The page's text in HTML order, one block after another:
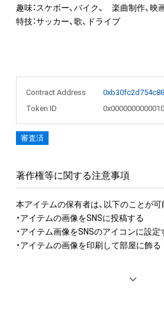
趣味：スケボー、バイク、　楽曲制作、
特技：サッカー、歌、ドライブ
Contract Address
Token ID
審査済
著作権等に関する注意事項
本アイテムの保有者は、以下のことが可
・アイテムの画像をSNSに投稿する
・アイテム画像をSNSのアイコンに設定
・アイテムの画像を印刷して部屋に飾る
ロゴ等を含みますがこれらに限られま